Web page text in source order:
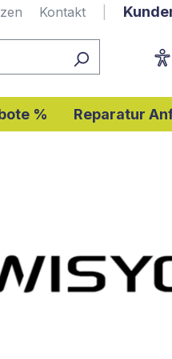
Kontakt
% Reparatur